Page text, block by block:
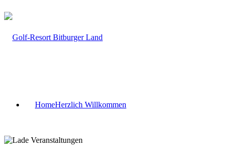
HomeHerzlich Willkommen